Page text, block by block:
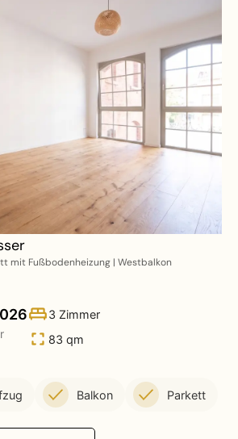
mit Fußbodenheizung | Westbalkon
3 Zimmer
83 qm
Balkon Parkett